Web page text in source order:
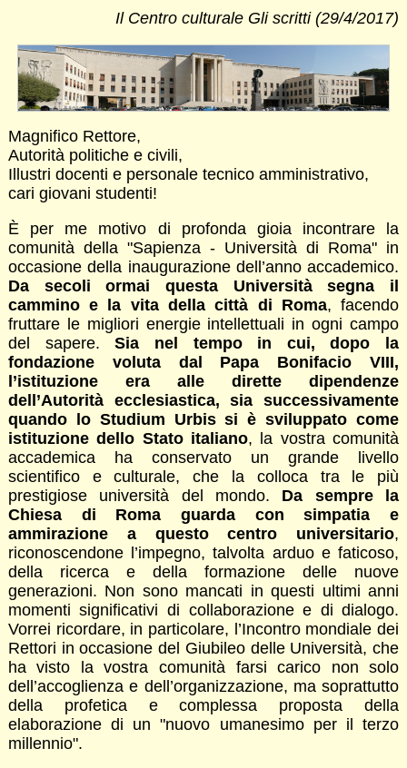
Il Centro culturale Gli scritti (29/4/2017)
Magnifico Rettore,
Autorità politiche e civili,
Illustri docenti e personale tecnico amministrativo,
cari giovani studenti!
È per me motivo di profonda gioia incontrare la
comunità della "Sapienza - Università di Roma" in
occasione della inaugurazione dell’anno accademico.
Da secoli ormai questa Università segna il
cammino e la vita della città di Roma, facendo
fruttare le migliori energie intellettuali in ogni campo
del sapere.Sia nel tempo in cui, dopo la
fondazione voluta dal Papa Bonifacio VIII,
l’istituzione era alle dirette dipendenze
dell’Autorità ecclesiastica, sia successivamente
quando lo Studium Urbis si è sviluppato come
istituzione dello Stato italiano, la vostra comunità
accademica ha conservato un grande livello
scientifico e culturale, che la colloca tra le più
prestigiose università del mondo. Da sempre la
Chiesa di Roma guarda con simpatia e
ammirazione a questo centro universitario,
riconoscendone l’impegno, talvolta arduo e faticoso,
della ricerca e della formazione delle nuove
generazioni. Non sono mancati in questi ultimi anni
momenti significativi di collaborazione e di dialogo.
Vorrei ricordare, in particolare, l’Incontro mondiale dei
Rettori in occasione del Giubileo delle Università, che
ha visto la vostra comunità farsi carico non solo
dell’accoglienza e dell’organizzazione, ma soprattutto
della profetica e complessa proposta della
elaborazione di un "nuovo umanesimo per il terzo
millennio".